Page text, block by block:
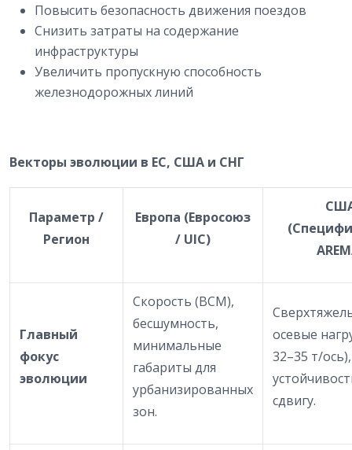
Повысить безопасность движения поездов
Снизить затраты на содержание
инфраструктуры
Увеличить пропускную способность
железнодорожных линий
Векторы эволюции в ЕС, США и СНГ
Параметр /
Регион
Европа (Евросоюз
/ UIC)
Главный
фокус
эволюции
Скорость (ВСМ),
бесшумность,
минимальные
габариты для
урбанизированных
зон.
осевые
32–35 т/ось),
сдвигу.